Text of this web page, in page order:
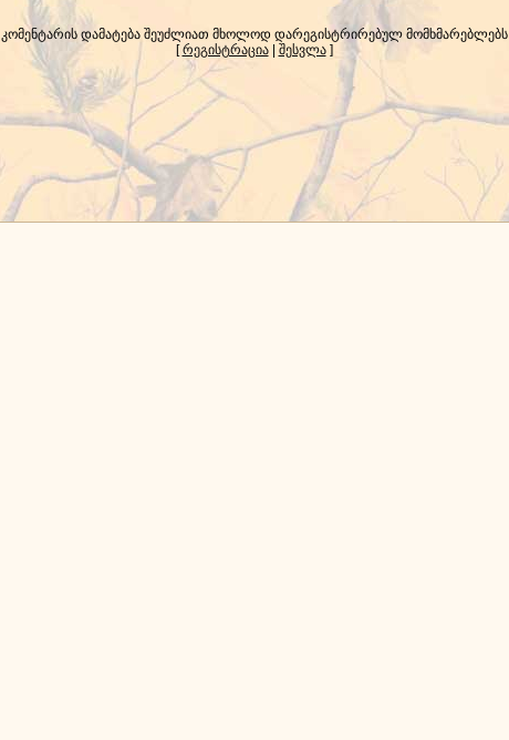
კომენტარის დამატება შეუძლიათ მხოლოდ დარეგისტრირებულ მომხმარებლებს
[რეგისტრაცია| შესვლა]